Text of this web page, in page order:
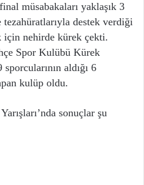
müsabakaları yaklaşık 3
destek verdiği
için nehirde kürek çekti.
Spor Kulübü Kürek
aldığı 6
kulüp oldu.
sonuçlar şu